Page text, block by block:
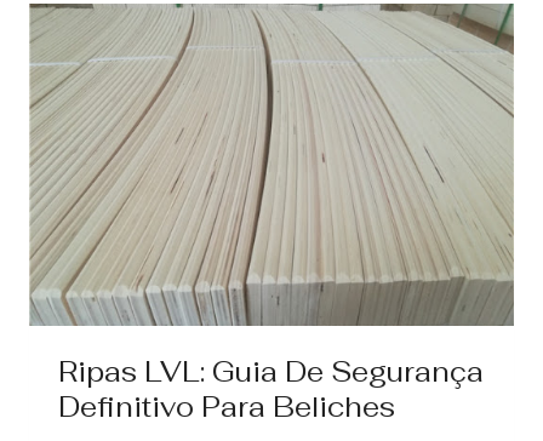
PARA
APLICAÇÕES
E
PREÇOS
EM
2025
Ripas LVL: Guia De Segurança
Definitivo Para Beliches